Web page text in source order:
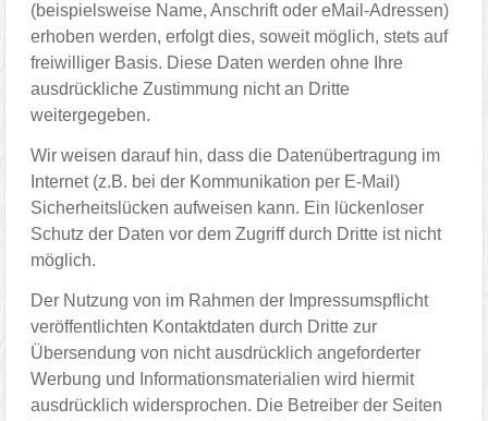
(beispielsweise Name, Anschrift oder eMail-Adressen)
erhoben werden, erfolgt dies, soweit möglich, stets auf
freiwilliger Basis. Diese Daten werden ohne Ihre
ausdrückliche Zustimmung nicht an Dritte
weitergegeben.
Wir weisen darauf hin, dass die Datenübertragung im
Internet (z.B. bei der Kommunikation per E-Mail)
Sicherheitslücken aufweisen kann. Ein lückenloser
Schutz der Daten vor dem Zugriff durch Dritte ist nicht
möglich.
Der Nutzung von im Rahmen der Impressumspflicht
veröffentlichten Kontaktdaten durch Dritte zur
Übersendung von nicht ausdrücklich angeforderter
Werbung und Informationsmaterialien wird hiermit
ausdrücklich widersprochen. Die Betreiber der Seiten